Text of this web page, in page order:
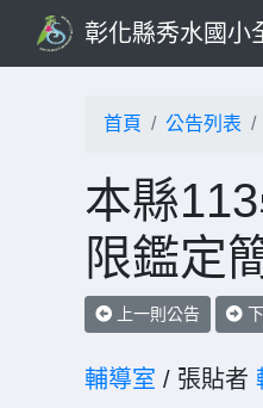
彰化縣秀水國小
首頁 公告列表
本縣
限鑑定
上一則公告
輔導室 / 張貼者